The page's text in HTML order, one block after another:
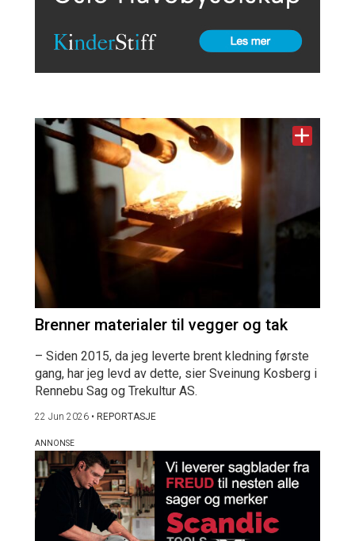
Brenner materialer til vegger og tak
– Siden 2015, da jeg leverte brent kledning første
gang, har jeg levd av dette, sier Sveinung Kosberg i
Rennebu Sag og Trekultur AS.
22 Jun 2026 • REPORTASJE